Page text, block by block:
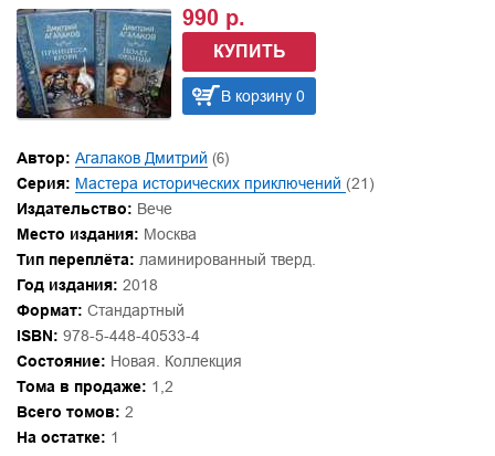
990 р.
КУПИТЬ
В корзину 0
Автор: Агалаков Дмитрий (6)
Серия: Мастера исторических приключений (21)
Издательство: Вече
Место издания: Москва
Тип переплёта: ламинированный тверд.
Год издания: 2018
Формат: Стандартный
ISBN: 978-5-448-40533-4
Состояние: Новая. Коллекция
Тома в продаже: 1,2
Всего томов: 2
На остатке: 1